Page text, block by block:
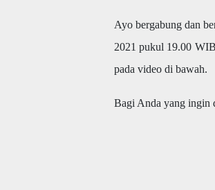
Ayo bergabung dan
2021 pukul 19.00
pada video di bawah.
Bagi Anda yang ingin